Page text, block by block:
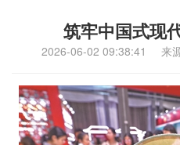
筑牢中国式现
2026-06-02 09:38:41 来